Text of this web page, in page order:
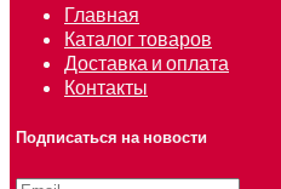
Главная
Каталог товаров
Доставка и оплата
Контакты
Подписаться на новости